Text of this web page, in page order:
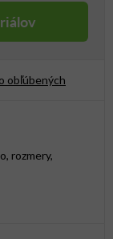
obľúbených
rozmery,